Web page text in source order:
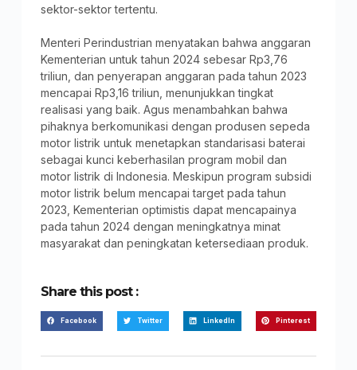
sektor-sektor tertentu.
Menteri Perindustrian menyatakan bahwa anggaran
Kementerian untuk tahun 2024 sebesar Rp3,76
triliun, dan penyerapan anggaran pada tahun 2023
mencapai Rp3,16 triliun, menunjukkan tingkat
realisasi yang baik. Agus menambahkan bahwa
pihaknya berkomunikasi dengan produsen sepeda
motor listrik untuk menetapkan standarisasi baterai
sebagai kunci keberhasilan program mobil dan
motor listrik di Indonesia. Meskipun program subsidi
motor listrik belum mencapai target pada tahun
2023, Kementerian optimistis dapat mencapainya
pada tahun 2024 dengan meningkatnya minat
masyarakat dan peningkatan ketersediaan produk.
Share this post :
Facebook Twitter LinkedIn Pinterest